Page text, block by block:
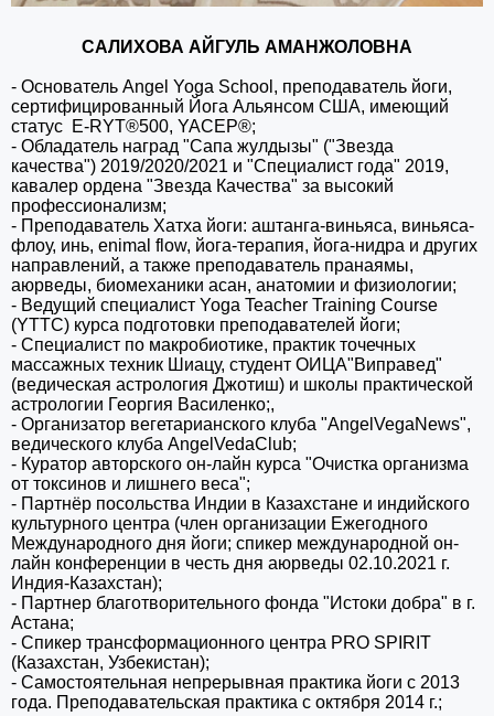
САЛИХОВА АЙГУЛЬ АМАНЖОЛОВНА
- Основатель Angel Yoga School, преподаватель йоги,
сертифицированный Йога Альянсом США, имеющий
статус E-RYT®500, YACEP®;
- Обладатель наград "Сапа жулдызы" ("Звезда
качества") 2019/2020/2021 и "Специалист года" 2019,
кавалер ордена "Звезда Качества" за высокий
профессионализм;
- Преподаватель Хатха йоги: аштанга-виньяса, виньяса-
флоу, инь, enimal flow, йога-терапия, йога-нидра и других
направлений, а также преподаватель пранаямы,
аюрведы, биомеханики асан, анатомии и физиологии;
- Ведущий специалист Yoga Teacher Training Course
(YTTC) курса подготовки преподавателей йоги;
- Специалист по макробиотике, практик точечных
массажных техник Шиацу, студент ОИЦА"Виправед"
(ведическая астрология Джотиш) и школы практической
астрологии Георгия Василенко;,
- Организатор вегетарианского клуба "AngelVegaNews",
ведического клуба AngelVedaClub;
- Куратор авторского он-лайн курса "Очистка организма
от токсинов и лишнего веса";
- Партнёр посольства Индии в Казахстане и индийского
культурного центра (член организации Ежегодного
Международного дня йоги; спикер международной он-
лайн конференции в честь дня аюрведы 02.10.2021 г.
Индия-Казахстан);
- Партнер благотворительного фонда "Истоки добра" в г.
Астана;
- Спикер трансформационного центра PRO SPIRIT
(Казахстан, Узбекистан);
- Самостоятельная непрерывная практика йоги с 2013
года. Преподавательская практика с октября 2014 г.;